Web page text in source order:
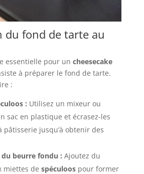
du fond de tarte au
essentielle pour un cheesecake
à préparer le fond de tarte.
:
: Utilisez un mixeur ou
sac en plastique et écrasez-les
pâtisserie jusqu’à obtenir des
du beurre fondu : Ajoutez du
miettes de spéculoospour former